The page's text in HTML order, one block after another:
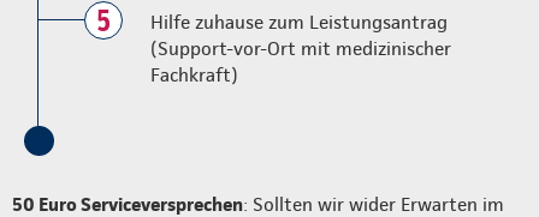
5
Hilfe zuhause zum Leistungsantrag
(Support-vor-Ort mit medizinischer
Fachkraft)
50 Euro Serviceversprechen: Sollten wir wider Erwarten im